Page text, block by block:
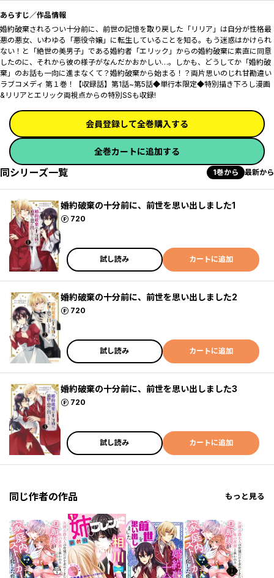
あらすじ／作品情報
婚約破棄されるつい十分前に、前世の記憶を取り戻した「リリア」は自分が性格最
悪の悪女、いわゆる「悪役令嬢」に転生していることを知る。もう迷惑はかけられ
ない！と「絶世の美男子」である婚約者「エリック」からの婚約破棄に素直に同意
したのに、それから彼の様子がなんだかおかしい…。しかも、どうしてか「婚約破
棄」のお話も一向に進まなくて――？婚約破棄から始まる！？両片思いのじれ甘勘違い
ラブコメディ 第１巻！【収録話】第1話~第5話◆単行本限定◆特別描き下ろし漫画
&リリアとエリック両視点からの特別SSも収録!
会員登録して全巻購入する
全巻カートに追加する
同シリーズ一覧 1巻から 最新から
婚約破棄の十分前に、前世を思い出しました1
720
ポイント
試し読み カートに追加
婚約破棄の十分前に、前世を思い出しました2
720
ポイント
試し読み カートに追加
婚約破棄の十分前に、前世を思い出しました3
720
ポイント
試し読み カートに追加
同じ作者の作品 もっと見る